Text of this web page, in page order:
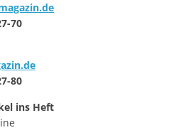
70
80
ins Heft